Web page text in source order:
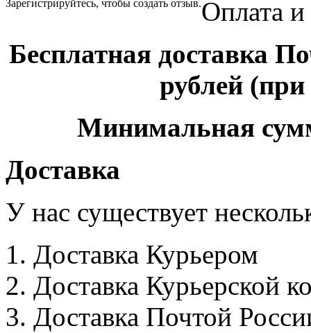
Зарегистрируйтесь, чтобы создать отзыв.Оплата и
Бесплатная доставка
рублей
Минимальная
Доставка
У нас существует
Доставка Курьером
Доставка Курьерской
Доставка Почтой